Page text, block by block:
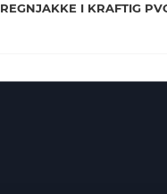
REGNJAKKE I KRAFTIG